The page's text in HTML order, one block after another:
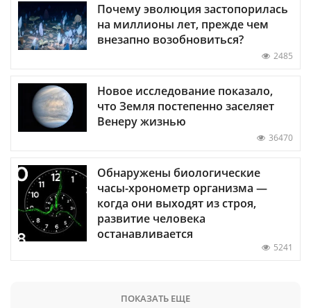
Почему эволюция застопорилась
на миллионы лет, прежде чем
внезапно возобновиться?
2485
Новое исследование показало,
что Земля постепенно заселяет
Венеру жизнью
36470
Обнаружены биологические
часы-хронометр организма —
когда они выходят из строя,
развитие человека
останавливается
5241
ПОКАЗАТЬ ЕЩЕ